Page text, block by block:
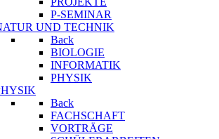
P-SEMINAR
UND TECHNIK
Back
BIOLOGIE
INFORMATIK
PHYSIK
Back
FACHSCHAFT
VORTRÄGE